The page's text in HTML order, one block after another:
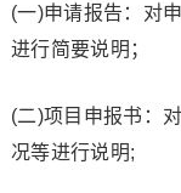
(一)申请报告：对
进行简要说明；
(二)项目申报书：
况等进行说明;